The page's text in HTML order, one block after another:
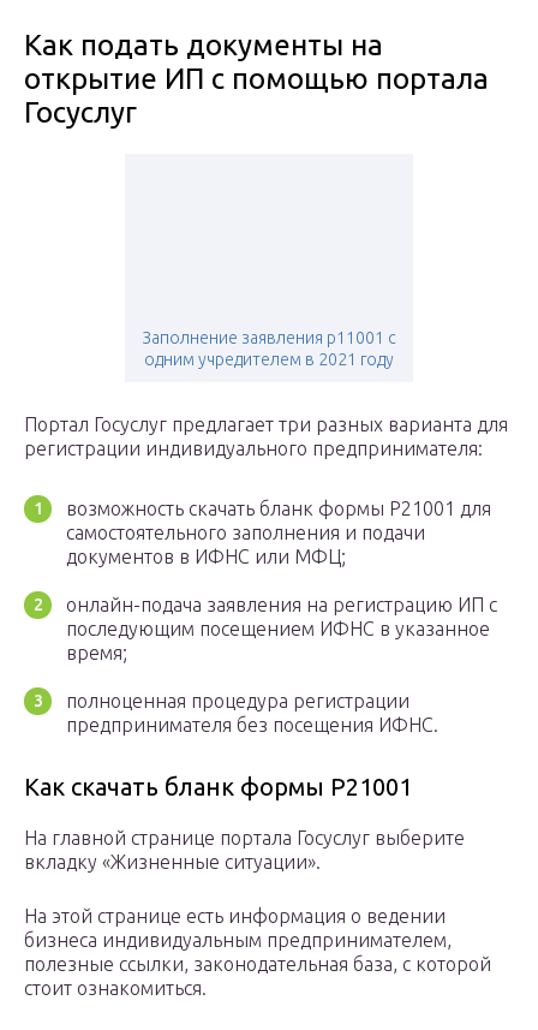
Как подать документы на
открытие ИП с помощью портала
Госуслуг
Заполнение заявления р11001 с
одним учредителем в 2021 году
Портал Госуслуг предлагает три разных варианта для
регистрации индивидуального предпринимателя:
возможность скачать бланк формы Р21001 для
самостоятельного заполнения и подачи
документов в ИФНС или МФЦ;
онлайн-подача заявления на регистрацию ИП с
последующим посещением ИФНС в указанное
время;
полноценная процедура регистрации
предпринимателя без посещения ИФНС.
Как скачать бланк формы Р21001
На главной странице портала Госуслуг выберите
вкладку «Жизненные ситуации».
На этой странице есть информация о ведении
бизнеса индивидуальным предпринимателем,
полезные ссылки, законодательная база, с которой
стоит ознакомиться.